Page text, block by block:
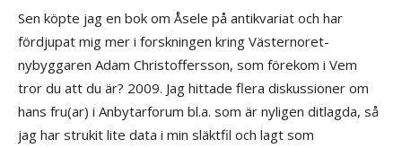
Sen köpte jag en bok om Åsele på antikvariat och har
fördjupat mig mer i forskningen kring Västernoret-
nybyggaren Adam Christoffersson, som förekom i Vem
tror du att du är? 2009. Jag hittade flera diskussioner om
hans fru‎(ar)‎ i Anbytarforum bl.a. som är nyligen ditlagda, så
jag har strukit lite data i min släktfil och lagt som